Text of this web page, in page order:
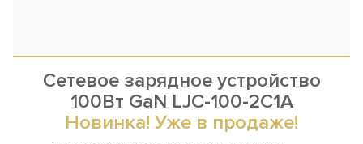
Сетевое зарядное устройство
100Вт GaN LJC-100-2C1A
Новинка! Уже в продаже!